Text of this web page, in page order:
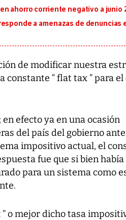
ahorro corriente negativo a junio
a amenazas de denuncias
de modificar nuestra
“ flat tax ” para el
efecto ya en una ocasión
del país del gobierno
impositivo actual, el
fue que si bien
para un sistema como
o mejor dicho tasa